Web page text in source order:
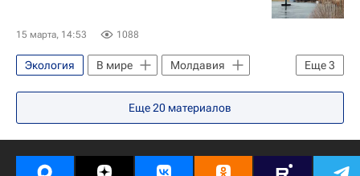
15 марта, 14:53 1088
Еще3
Экология В мире
Молдавия
Днестр
Кишинев
Правительство Молдавии
Еще20 материалов